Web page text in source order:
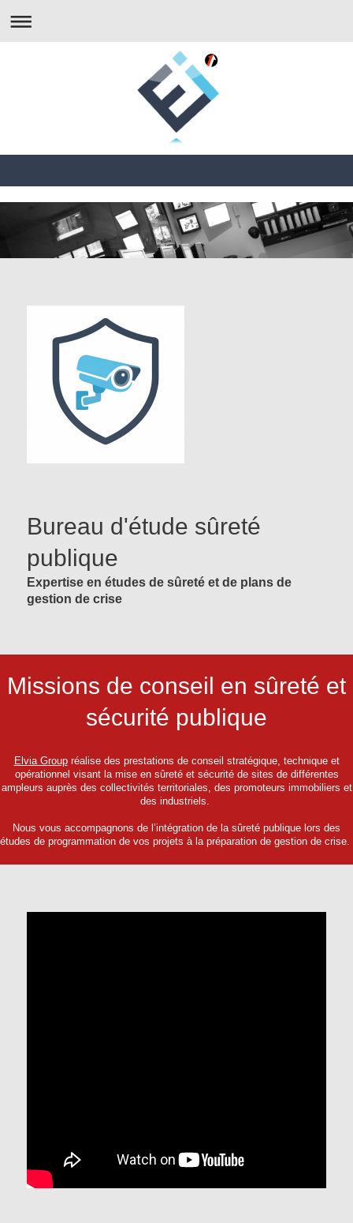
Bureau d'étude sûreté
publique
Expertise en études de sûreté et de plans de
gestion de crise
Missions de conseil en sûreté et
sécurité publique
Elvia Groupréalise des prestations de conseil stratégique, technique et
opérationnel visant la mise en sûreté et sécurité de sites de différentes
ampleurs auprès des collectivités territoriales, des promoteurs immobiliers et
des industriels.
Nous vous accompagnons de l’intégration de la sûreté publique lors des
études de programmation de vos projets à la préparation de gestion de crise.